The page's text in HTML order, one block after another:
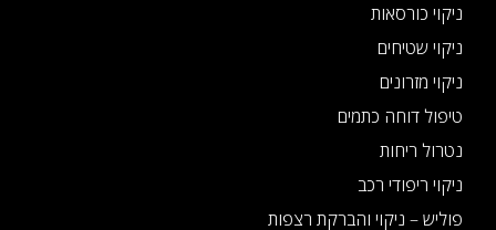
ניקוי כורסאות
ניקוי שטיחים
ניקוי מזרונים
טיפול דוחה כתמים
נטרול ריחות
ניקוי ריפודי רכב
פוליש – ניקוי והברקת רצפות